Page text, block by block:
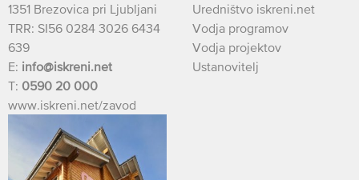
1351 Brezovica pri Ljubljani
TRR: SI56 0284 3026 6434
639
E: info@iskreni.net
T: 0590 20 000
www.iskreni.net/zavod
Uredništvo iskreni.net
Vodja programov
Vodja projektov
Ustanovitelj